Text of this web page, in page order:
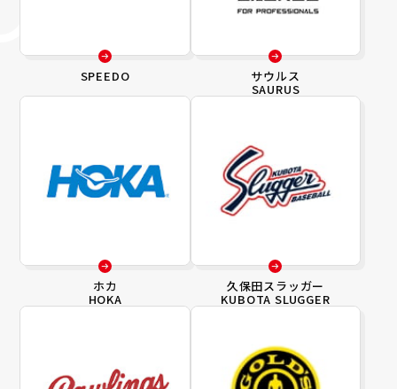
SPEEDO サウルス
SAURUS
ホカ
HOKA
久保田スラッガー
KUBOTA SLUGGER